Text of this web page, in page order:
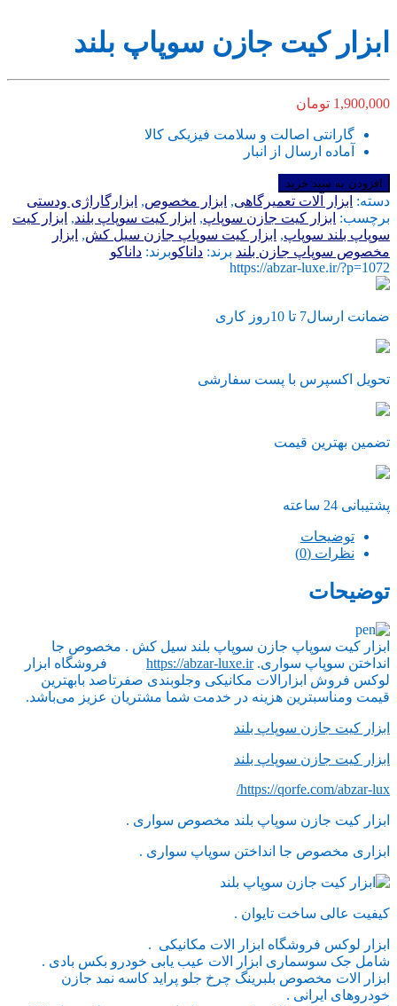
ابزار کیت جازن سوپاپ بلند
1,900,000 تومان
گارانتی اصالت و سلامت فیزیکی کالا
آماده ارسال از انبار
ابزار
کیت
جازن
سوپاپ
بلند
عدد
افزودن به سبد خرید
دسته: ابزار آلات تعمیرگاهی, ابزار مخصوص, ابزارگاراژی ودستی
برچسب: ابزار کیت جازن سوپاپ, ابزار کیت سوپاپ بلند, ابزار کیت
سوپاپ بلند سوپاپ, ابزار کیت سوپاپ جازن سیل کش, ابزار
مخصوص سوپاپ جازن بلند برند: داناکوبرند: داناکو
https://abzar-luxe.ir/?p=1072
ضمانت ارسال7 تا 10روز کاری
تحویل اکسپرس با پست سفارشی
تضمین بهترین قیمت
پشتیبانی 24 ساعته
توضیحات
نظرات (0)
توضیحات
ابزار کیت سوپاپ جازن سوپاپ بلند سیل کش . مخصوص جا
انداختن سوپاپ سواری.https://abzar-luxe.ir فروشگاه ابزار
لوکس فروش ابزارالات مکانیکی وجلوبندی صفرتاصد بابهترین
قیمت ومناسبترین هزینه در خدمت شما مشتریان عزیز می‌باشد.
ابزار کیت جازن سوپاپ بلند
ابزار کیت جازن سوپاپ بلند
https://qorfe.com/abzar-lux/
ابزار کیت جازن سوپاپ بلند مخصوص سواری .
ابزاری مخصوص جا انداختن سوپاپ سواری .
کیفیت عالی ساخت تایوان .
ابزار لوکس فروشگاه ابزار الات مکانیکی .
شامل جک سوسماری ابزار الات عیب یابی خودرو بکس بادی .
ابزار الات مخصوص بلبرینگ چرخ جلو پراید کاسه نمد جازن
خودروهای ایرانی .